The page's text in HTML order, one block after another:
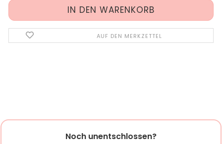
AUF DEN MERKZETTEL
Noch unentschlossen?